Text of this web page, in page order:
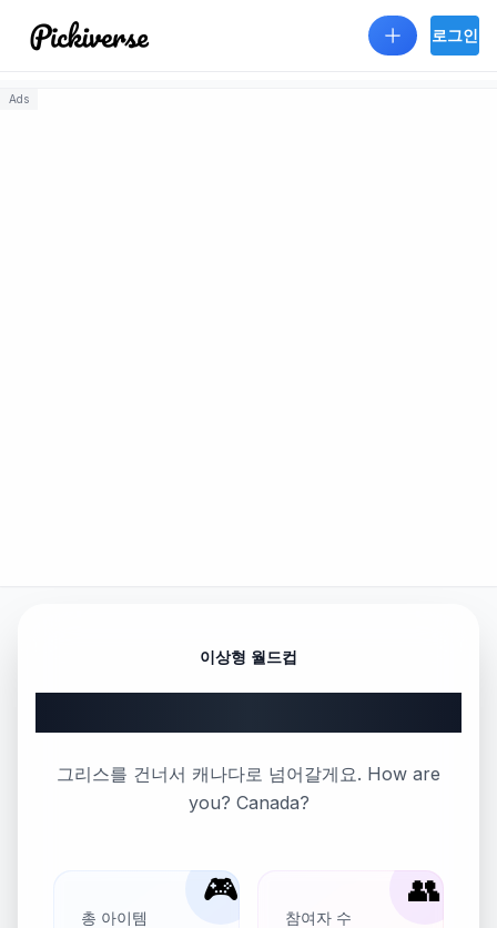
로그인
Ads
이상형 월드컵
그리스를 건너서 캐나다로 넘어갈게요. How are
you? Canada?
🎮
총 아이템
👥
참여자 수